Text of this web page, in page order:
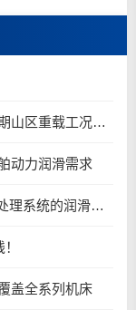
低粘度重载柴机油普及争议：国六重卡长期山区重载工况是否适合0W-20柴油机油？
动力润滑需求
雅富顿OEM经理王银辉分享混动车国7后处理系统的润滑油要求
盖全系列机床